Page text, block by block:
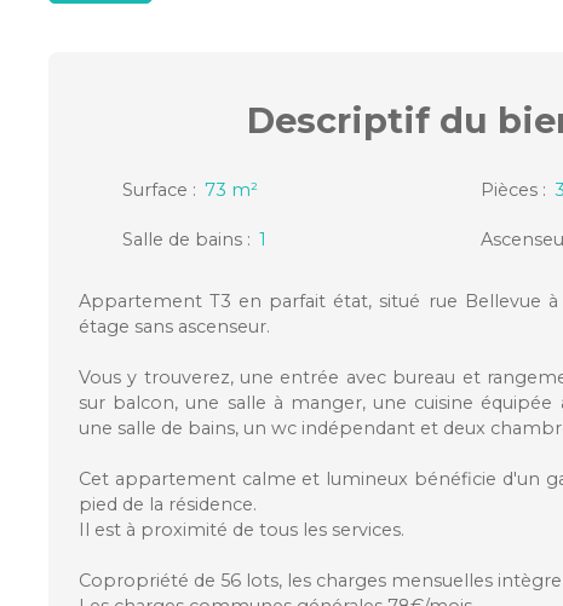
Descriptifdu
Surface : 73 m² Pièces : 3
Salle de bains : 1
Appartement T3 en parfait état, situé rue Bellevue
étage sans ascenseur.
Vous y trouverez, une entrée avec bureau et
sur balcon, une salle à manger, une cuisine équipée
une salle de bains, un wc indépendant et deux
Cet appartement calme et lumineux bénéficie d'un
pied de la résidence.
Il est à proximité de tous les services.
Copropriété de 56 lots, les charges mensuelles